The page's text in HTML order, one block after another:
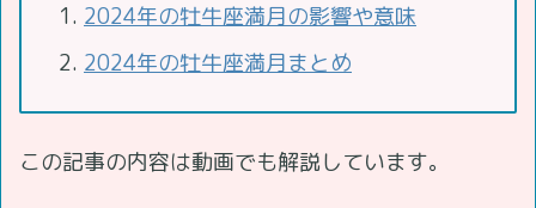
2024年の牡牛座満月の影響や意味
2024年の牡牛座満月まとめ
この記事の内容は動画でも解説しています。